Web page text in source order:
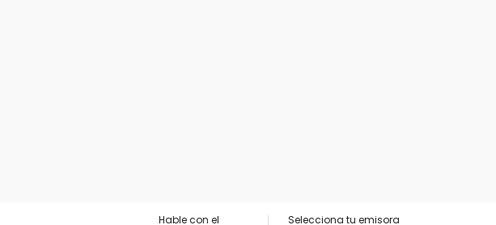
Hable con el Selecciona tu emisora